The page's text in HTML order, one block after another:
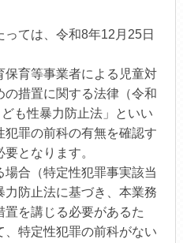
っては、令和8年12月25日
育等事業者による児童対
措置に関する法律（令和
も性暴力防止法」といい
犯罪の前科の有無を確認す
となります。
場合（特定性犯罪事実該当
防止法に基づき、本業務
を講じる必要があるた
特定性犯罪の前科がない